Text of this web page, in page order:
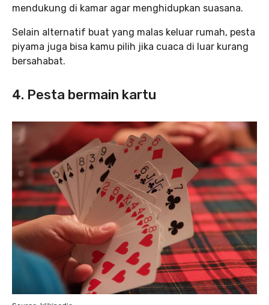
mendukung di kamar agar menghidupkan suasana.
Selain alternatif buat yang malas keluar rumah, pesta
piyama juga bisa kamu pilih jika cuaca di luar kurang
bersahabat.
4. Pesta bermain kartu